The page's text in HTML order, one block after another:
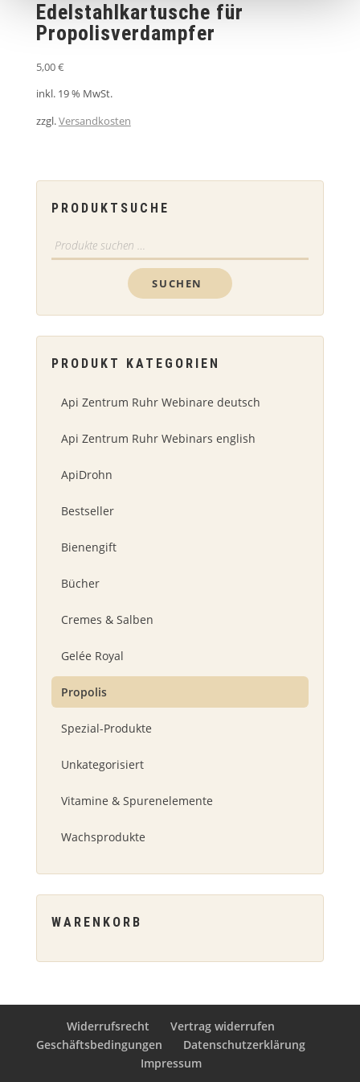
Edelstahlkartusche für
Propolisverdampfer
5,00€
inkl. 19 % MwSt.
zzgl.Versandkosten
PRODUKTSUCHE
Suchen
nach:
SUCHEN
PRODUKT KATEGORIEN
Api Zentrum Ruhr Webinare deutsch
Api Zentrum Ruhr Webinars english
ApiDrohn
Bestseller
Bienengift
Bücher
Cremes & Salben
Gelée Royal
Propolis
Spezial-Produkte
Unkategorisiert
Vitamine & Spurenelemente
Wachsprodukte
WARENKORB
Widerrufsrecht
Vertrag widerrufen
Geschäftsbedingungen
Datenschutzerklärung
Impressum